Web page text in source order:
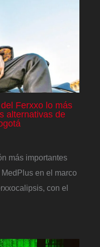
Ferxxo lo más
alternativas de
más importantes
en el marco
con el